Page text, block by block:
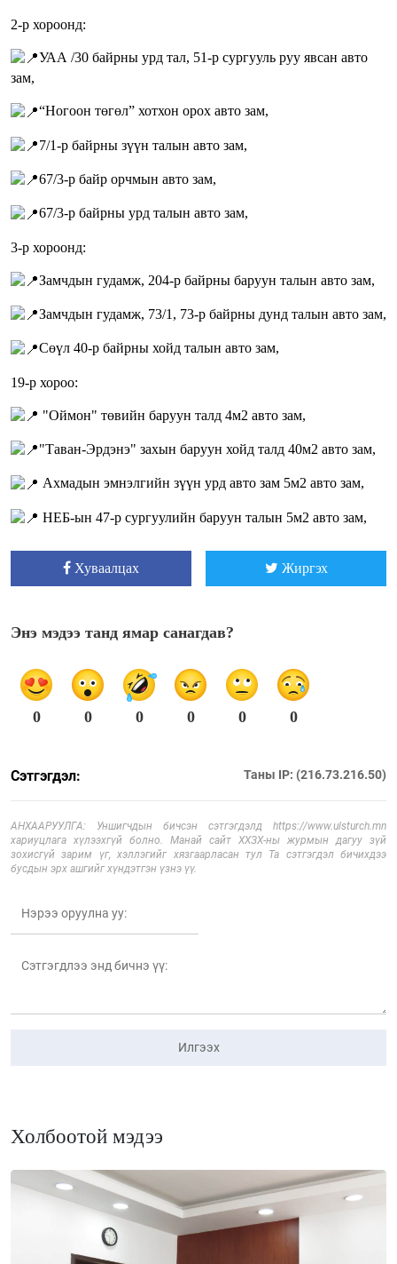
2-р хороонд:
УАА /30 байрны урд тал, 51-р сургууль руу явсан авто
зам,
“Ногоон төгөл” хотхон орох авто зам,
7/1-р байрны зүүн талын авто зам,
67/3-р байр орчмын авто зам,
67/3-р байрны урд талын авто зам,
3-р хороонд:
Замчдын гудамж, 204-р байрны баруун талын авто зам,
Замчдын гудамж, 73/1, 73-р байрны дунд талын авто зам,
Сөүл 40-р байрны хойд талын авто зам,
19-р хороо:
"Оймон" төвийн баруун талд 4м2 авто зам,
"Таван-Эрдэнэ" захын баруун хойд талд 40м2 авто зам,
Ахмадын эмнэлгийн зүүн урд авто зам 5м2 авто зам,
НЕБ-ын 47-р сургуулийн баруун талын 5м2 авто зам,
Хуваалцах Жиргэх
Энэ мэдээ танд ямар санагдав?
0 0 0 0 0 0
Сэтгэгдэл: Таны IP: (216.73.216.50)
АНХААРУУЛГА: Уншигчдын бичсэн сэтгэгдэлд https://www.ulsturch.mn
хариуцлага хүлээхгүй болно. Манай сайт ХХЗХ-ны журмын дагуу зүй
зохисгүй зарим үг, хэллэгийг хязгаарласан тул Та сэтгэгдэл бичихдээ
бусдын эрх ашгийг хүндэтгэн үзнэ үү.
Илгээх
Холбоотой мэдээ